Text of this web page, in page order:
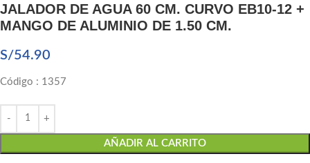
JALADOR DE AGUA 60 CM. CURVO EB10-12 +
MANGO DE ALUMINIO DE 1.50 CM.
S/54.90
Código : 1357
AÑADIR AL CARRITO